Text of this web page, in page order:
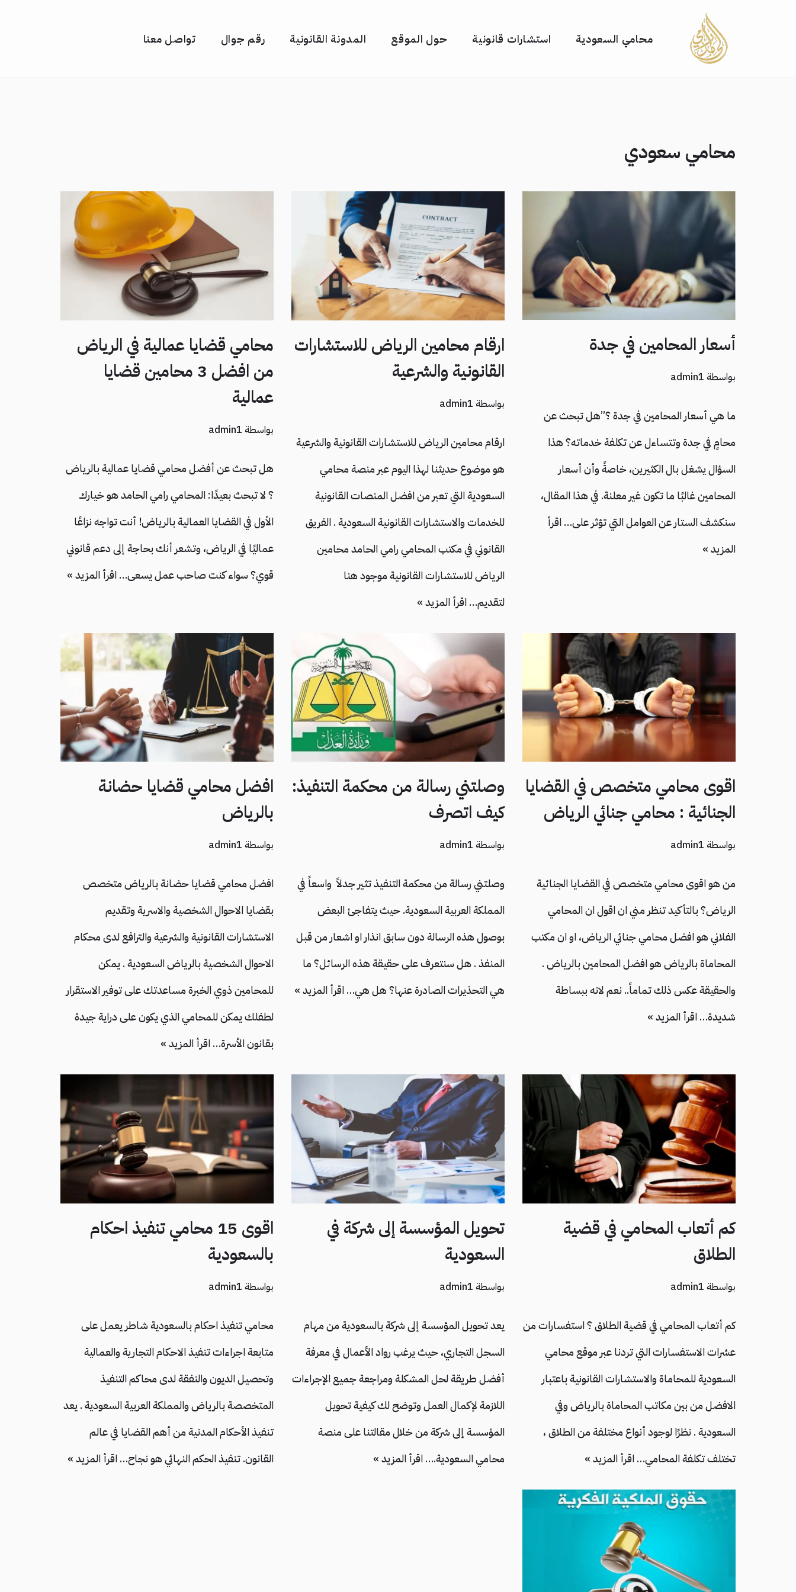
محامي السعودية استشارات قانونية حول الموقع المدونة القانونية رقم جوال تواصل معنا
محامي سعودي
أسعار المحامين في جدة
بواسطة admin1
ما هي أسعار المحامين في جدة ؟”هل تبحث عن
محامٍ في جدة وتتساءل عن تكلفة خدماته؟ هذا
السؤال يشغل بال الكثيرين، خاصةً وأن أسعار
المحامين غالبًا ما تكون غير معلنة. في هذا المقال،
سنكشف الستار عن العوامل التي تؤثر على…اقرأ
المزيد »
ارقام محامين الرياض للاستشارات
القانونية والشرعية
بواسطة admin1
ارقام محامين الرياض للاستشارات القانونية والشرعية
هو موضوع حديثنا لهذا اليوم عبر منصة محامي
السعودية التي تعبر من افضل المنصات القانونية
للخدمات والاستشارات القانونية السعودية . الفريق
القانوني في مكتب المحامي رامي الحامد محامين
الرياض للاستشارات القانونية موجود هنا
لتقديم…اقرأ المزيد »
محامي قضايا عمالية في الرياض
من افضل 3 محامين قضايا
عمالية
بواسطة admin1
هل تبحث عن أفضل محامي قضايا عمالية بالرياض
؟ لا تبحث بعيدًا: المحامي رامي الحامد هو خيارك
الأول في القضايا العمالية بالرياض! أنت تواجه نزاعًا
عماليًا في الرياض، وتشعر أنك بحاجة إلى دعم قانوني
قوي؟ سواء كنت صاحب عمل يسعى…اقرأ المزيد »
اقوى محامي متخصص في القضايا
الجنائية : محامي جنائي الرياض
بواسطة admin1
من هو اقوى محامي متخصص في القضايا الجنائية
الرياض؟ بالتأكيد تنظر مني ان اقول ان المحامي
الفلاني هو افضل محامي جنائي الرياض، او ان مكتب
المحاماة بالرياض هو افضل المحامين بالرياض .
والحقيقة عكس ذلك تماماً.. نعم لانه ببساطة
شديدة…اقرأ المزيد »
وصلتني رسالة من محكمة التنفيذ:
كيف اتصرف
بواسطة admin1
وصلتني رسالة من محكمة التنفيذ تثير جدلاً واسعاً في
المملكة العربية السعودية. حيث يتفاجئ البعض
بوصول هذه الرسالة دون سابق انذار او اشعار من قبل
المنفذ . هل سنتعرف على حقيقة هذه الرسائل؟ ما
هي التحذيرات الصادرة عنها؟ هل هي…اقرأ المزيد »
افضل محامي قضايا حضانة
بالرياض
بواسطة admin1
افضل محامي قضايا حضانة بالرياض متخصص
بقضايا الاحوال الشخصية والاسرية وتقديم
الاستشارات القانونية والشرعية والترافع لدى محكام
الاحوال الشخصية بالرياض السعودية . يمكن
للمحامين ذوي الخبرة مساعدتك على توفير الاستقرار
لطفلك يمكن للمحامي الذي يكون على دراية جيدة
بقانون الأسرة…اقرأ المزيد »
كم أتعاب المحامي في قضية
الطلاق
بواسطة admin1
كم أتعاب المحامي في قضية الطلاق ؟ استفسارات من
عشرات الاستفسارات التي تردنا عبر موقع محامي
السعودية للمحاماة والاستشارات القانونية باعتبار
الافضل من بين مكاتب المحاماة بالرياض وفي
السعودية . نظرًا لوجود أنواع مختلفة من الطلاق ،
تختلف تكلفة المحامي…اقرأ المزيد »
تحويل المؤسسة إلى شركة في
السعودية
بواسطة admin1
يعد تحويل المؤسسة إلى شركة بالسعودية من مهام
السجل التجاري، حيث يرغب رواد الأعمال في معرفة
أفضل طريقة لحل المشكلة ومراجعة جميع الإجراءات
اللازمة لإكمال العمل وتوضح لك كيفية تحويل
المؤسسة إلى شركة من خلال مقالتنا على منصة
محامي السعودية.…اقرأ المزيد »
اقوى 15 محامي تنفيذ احكام
بالسعودية
بواسطة admin1
محامي تنفيذ احكام بالسعودية شاطر يعمل على
متابعة اجراءات تنفيذ الاحكام التجارية والعمالية
وتحصيل الديون والنفقة لدى محاكم التنفيذ
المتخصصة بالرياض والمملكة العربية السعودية . يعد
تنفيذ الأحكام المدنية من أهم القضايا في عالم
القانون. تنفيذ الحكم النهائي هو نجاح…اقرأ المزيد »